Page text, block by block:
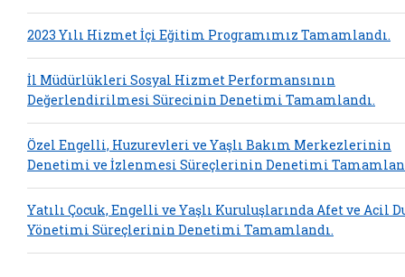
2023 Yılı Hizmet İçi Eğitim Programımız Tamamlandı.
İl Müdürlükleri Sosyal Hizmet Performansının
Değerlendirilmesi Sürecinin Denetimi Tamamlandı.
Özel Engelli, Huzurevleri ve Yaşlı Bakım Merkezlerinin
Denetimi ve İzlenmesi Süreçlerinin Denetimi
Yatılı Çocuk, Engelli ve Yaşlı Kuruluşlarında Afet ve Acil
Yönetimi Süreçlerinin Denetimi Tamamlandı.